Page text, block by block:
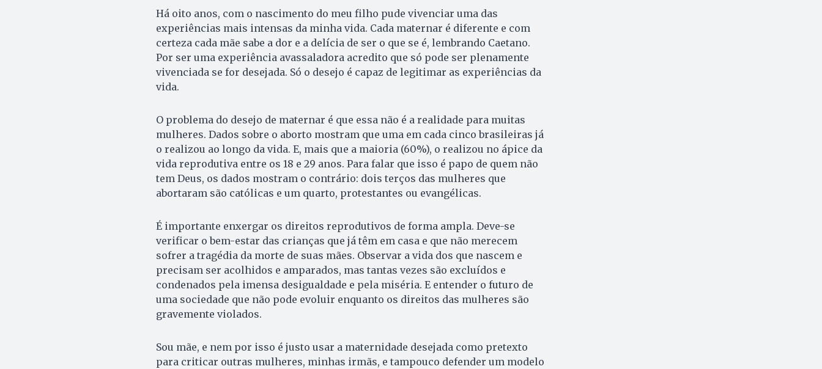
Há oito anos, com o nascimento do meu filho pude vivenciar uma das
experiências mais intensas da minha vida. Cada maternar é diferente e com
certeza cada mãe sabe a dor e a delícia de ser o que se é, lembrando Caetano.
Por ser uma experiência avassaladora acredito que só pode ser plenamente
vivenciada se for desejada. Só o desejo é capaz de legitimar as experiências da
vida.
O problema do desejo de maternar é que essa não é a realidade para muitas
mulheres. Dados sobre o aborto mostram que uma em cada cinco brasileiras já
o realizou ao longo da vida. E, mais que a maioria (60%), o realizou no ápice da
vida reprodutiva entre os 18 e 29 anos. Para falar que isso é papo de quem não
tem Deus, os dados mostram o contrário: dois terços das mulheres que
abortaram são católicas e um quarto, protestantes ou evangélicas.
É importante enxergar os direitos reprodutivos de forma ampla. Deve-se
verificar o bem-estar das crianças que já têm em casa e que não merecem
sofrer a tragédia da morte de suas mães. Observar a vida dos que nascem e
precisam ser acolhidos e amparados, mas tantas vezes são excluídos e
condenados pela imensa desigualdade e pela miséria. E entender o futuro de
uma sociedade que não pode evoluir enquanto os direitos das mulheres são
gravemente violados.
Sou mãe, e nem por isso é justo usar a maternidade desejada como pretexto
para criticar outras mulheres, minhas irmãs, e tampouco defender um modelo